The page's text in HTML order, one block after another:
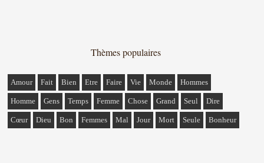
Thèmes populaires
Amour Fait Bien Etre Faire Vie Monde Hommes
Homme Gens Temps Femme Chose Grand Seul Dire
Cœur Dieu Bon Femmes Mal Jour Mort Seule Bonheur